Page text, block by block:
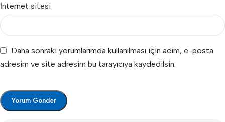
İnternet sitesi
Daha sonraki yorumlarımda kullanılması için adım, e-posta
adresim ve site adresim bu tarayıcıya kaydedilsin.